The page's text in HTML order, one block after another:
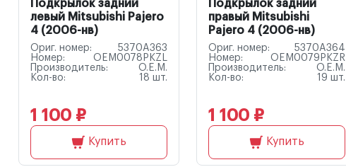
Подкрылок задний
левый Mitsubishi Pajero
4 (2006-нв)
Ориг. номер:
5370A363
Номер:
OEM0078PKZL
Производитель:
O.E.M.
Кол-во:
18 шт.
1 100 ₽
Купить
Подкрылок задний
правый Mitsubishi
Pajero 4 (2006-нв)
Ориг. номер:
5370A364
Номер:
OEM0079PKZR
Производитель:
O.E.M.
Кол-во:
19 шт.
1 100 ₽
Купить